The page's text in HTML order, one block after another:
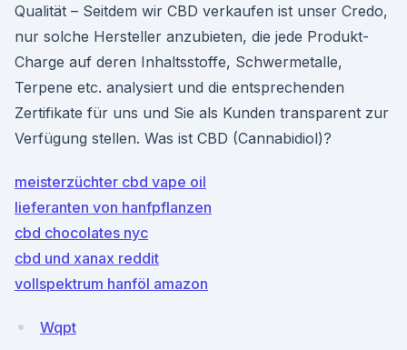
Qualität – Seitdem wir CBD verkaufen ist unser Credo,
nur solche Hersteller anzubieten, die jede Produkt-
Charge auf deren Inhaltsstoffe, Schwermetalle,
Terpene etc. analysiert und die entsprechenden
Zertifikate für uns und Sie als Kunden transparent zur
Verfügung stellen. Was ist CBD (Cannabidiol)?
meisterzüchter cbd vape oil
lieferanten von hanfpflanzen
cbd chocolates nyc
cbd und xanax reddit
vollspektrum hanföl amazon
Wqpt